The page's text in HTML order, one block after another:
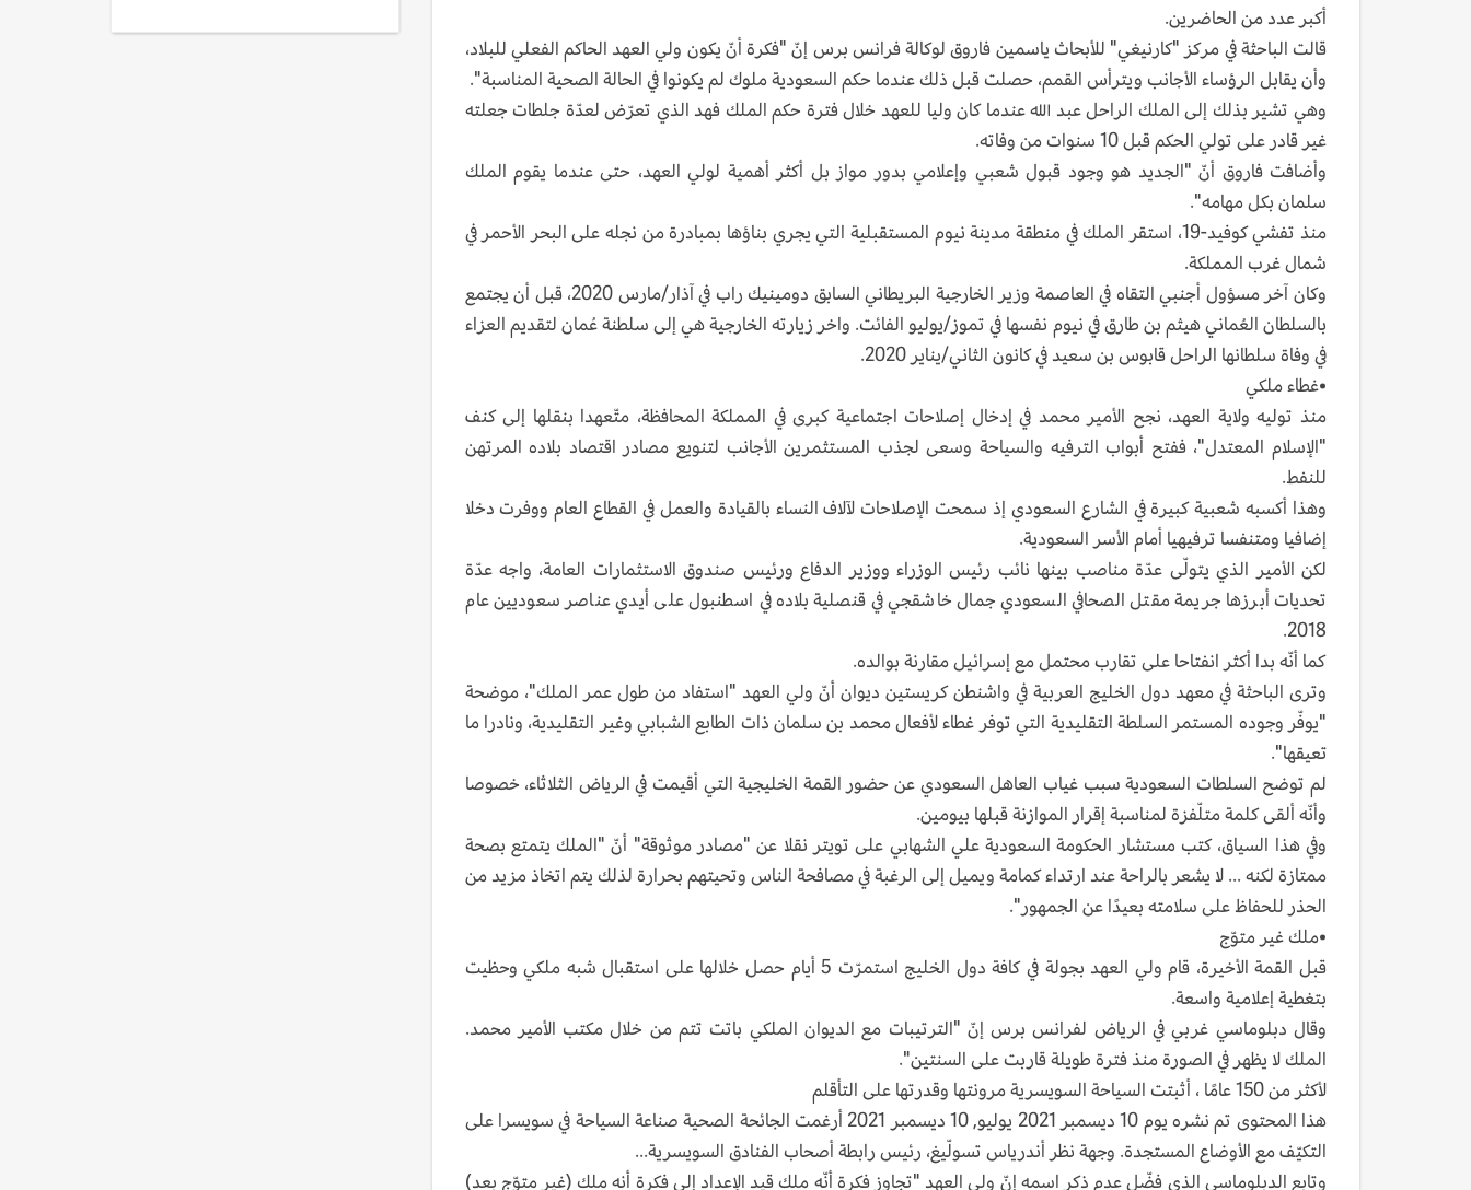
أكبر عدد من الحاضرين.
قالت الباحثة في مركز "كارنيغي" للأبحاث ياسمين فاروق لوكالة فرانس برس إنّ "فكرة أنّ يكون ولي العهد الحاكم الفعلي للبلاد،
وأن يقابل الرؤساء الأجانب ويترأس القمم، حصلت قبل ذلك عندما حكم السعودية ملوك لم يكونوا في الحالة الصحية المناسبة".
وهي تشير بذلك إلى الملك الراحل عبد الله عندما كان وليا للعهد خلال فترة حكم الملك فهد الذي تعرّض لعدّة جلطات جعلته
غير قادر على تولي الحكم قبل 10 سنوات من وفاته.
وأضافت فاروق أنّ "الجديد هو وجود قبول شعبي وإعلامي بدور مواز بل أكثر أهمية لولي العهد، حتى عندما يقوم الملك
سلمان بكل مهامه".
منذ تفشي كوفيد-19، استقر الملك في منطقة مدينة نيوم المستقبلية التي يجري بناؤها بمبادرة من نجله على البحر الأحمر في
شمال غرب المملكة.
وكان آخر مسؤول أجنبي التقاه في العاصمة وزير الخارجية البريطاني السابق دومينيك راب في آذار/مارس 2020، قبل أن يجتمع
بالسلطان العُماني هيثم بن طارق في نيوم نفسها في تموز/يوليو الفائت. واخر زيارته الخارجية هي إلى سلطنة عُمان لتقديم العزاء
في وفاة سلطانها الراحل قابوس بن سعيد في كانون الثاني/يناير 2020.
•غطاء ملكي
منذ توليه ولاية العهد، نجح الأمير محمد في إدخال إصلاحات اجتماعية كبرى في المملكة المحافظة، متّعهدا بنقلها إلى كنف
"الإسلام المعتدل"، ففتح أبواب الترفيه والسياحة وسعى لجذب المستثمرين الأجانب لتنويع مصادر اقتصاد بلاده المرتهن
للنفط.
وهذا أكسبه شعبية كبيرة في الشارع السعودي إذ سمحت الإصلاحات لآلاف النساء بالقيادة والعمل في القطاع العام ووفرت دخلا
إضافيا ومتنفسا ترفيهيا أمام الأسر السعودية.
لكن الأمير الذي يتولّى عدّة مناصب بينها نائب رئيس الوزراء ووزير الدفاع ورئيس صندوق الاستثمارات العامة، واجه عدّة
تحديات أبرزها جريمة مقتل الصحافي السعودي جمال خاشقجي في قنصلية بلاده في اسطنبول على أيدي عناصر سعوديين عام
2018.
كما أنّه بدا أكثر انفتاحا على تقارب محتمل مع إسرائيل مقارنة بوالده.
وترى الباحثة في معهد دول الخليج العربية في واشنطن كريستين ديوان أنّ ولي العهد "استفاد من طول عمر الملك"، موضحة
"يوفّر وجوده المستمر السلطة التقليدية التي توفر غطاء لأفعال محمد بن سلمان ذات الطابع الشبابي وغير التقليدية، ونادرا ما
تعيقها".
لم توضح السلطات السعودية سبب غياب العاهل السعودي عن حضور القمة الخليجية التي أقيمت في الرياض الثلاثاء، خصوصا
وأنّه ألقى كلمة متلّفزة لمناسبة إقرار الموازنة قبلها بيومين.
وفي هذا السياق، كتب مستشار الحكومة السعودية علي الشهابي على تويتر نقلا عن "مصادر موثوقة" أنّ "الملك يتمتع بصحة
ممتازة لكنه ... لا يشعر بالراحة عند ارتداء كمامة ويميل إلى الرغبة في مصافحة الناس وتحيتهم بحرارة لذلك يتم اتخاذ مزيد من
الحذر للحفاظ على سلامته بعيدًا عن الجمهور".
•ملك غير متوّج
قبل القمة الأخيرة، قام ولي العهد بجولة في كافة دول الخليج استمرّت 5 أيام حصل خلالها على استقبال شبه ملكي وحظيت
بتغطية إعلامية واسعة.
وقال دبلوماسي غربي في الرياض لفرانس برس إنّ "الترتيبات مع الديوان الملكي باتت تتم من خلال مكتب الأمير محمد.
الملك لا يظهر في الصورة منذ فترة طويلة قاربت على السنتين".
لأكثر من 150 عامًا ، أثبتت السياحة السويسرية مرونتها وقدرتها على التأقلم
هذا المحتوى تم نشره يوم 10 ديسمبر 2021 يوليو, 10 ديسمبر 2021 أرغمت الجائحة الصحية صناعة السياحة في سويسرا على
التكيّف مع الأوضاع المستجدة. وجهة نظر أندرياس تسولّيغ، رئيس رابطة أصحاب الفنادق السويسرية...
وتابع الدبلوماسي الذي فضّل عدم ذكر اسمه إنّ ولي العهد "تجاوز فكرة أنّه ملك قيد الإعداد إلى فكرة أنه ملك (غير متوّج بعد)